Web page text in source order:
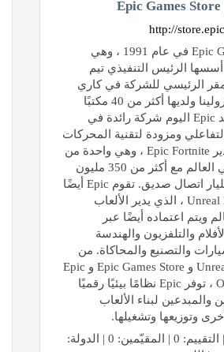
http://
تأسست Epic Games في عام 1991 ، وهي
الرئيس التنفيذي تيم
الرئيسي للشركة في كاري
بولاية نورث كارولينا ولديها أكثر من 40 مكتبًا
حول العالم. تعد Epic اليوم شركة رائدة في
ومزودة لتقنية المحركات
ثلاثية الأبعاد. تدير Epic Fortnite ، وهي واحدة من
أكبر الألعاب في العالم مع أكثر من 350 مليون
حساب و 2.5 مليار اتصال صديق. تقوم Epic أيضًا
بتطوير Unreal Engine ، الذي يدير الألعاب
ويتم اعتماده أيضًا عبر
والتلفزيون والهندسة
والتصنيع والمحاكاة. من
خلال Unreal Engine و Epic Games Store و Epic
Online Services ، توفر Epic نظامًا بيئيًا رقميًا
والمبدعين لبناء الألعاب
وتوزيعها وتشغيلها.